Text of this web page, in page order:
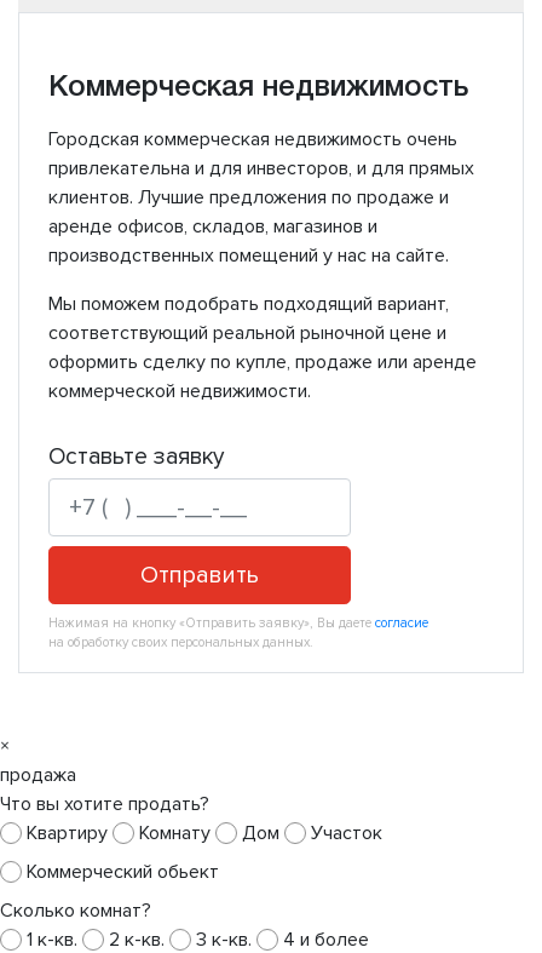
Коммерческая недвижимость
Городская коммерческая недвижимость очень
привлекательна и для инвесторов, и для прямых
клиентов. Лучшие предложения по продаже и
аренде офисов, складов, магазинов и
производственных помещений у нас на сайте.
Мы поможем подобрать подходящий вариант,
соответствующий реальной рыночной цене и
оформить сделку по купле, продаже или аренде
коммерческой недвижимости.
Оставьте заявку
Отправить
Нажимая на кнопку «Отправить заявку», Вы даете согласие
на обработку своих персональных данных.
×
продажа
Что вы хотите продать?
Квартиру
Комнату Дом
Участок
Коммерческий обьект
Сколько комнат?
1 к-кв.
2 к-кв. 3 к-кв.
4 и более